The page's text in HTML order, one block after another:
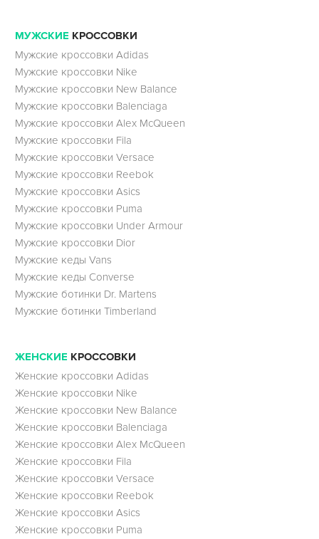
МУЖСКИЕ КРОССОВКИ
Мужские кроссовки Adidas
Мужские кроссовки Nike
Мужские кроссовки New Balance
Мужские кроссовки Balenciaga
Мужские кроссовки Alex McQueen
Мужские кроссовки Fila
Мужские кроссовки Versace
Мужские кроссовки Reebok
Мужские кроссовки Asics
Мужские кроссовки Puma
Мужские кроссовки Under Armour
Мужские кроссовки Dior
Мужские кеды Vans
Мужские кеды Converse
Мужские ботинки Dr. Martens
Мужские ботинки Timberland
ЖЕНСКИЕ КРОССОВКИ
Женские кроссовки Adidas
Женские кроссовки Nike
Женские кроссовки New Balance
Женские кроссовки Balenciaga
Женские кроссовки Alex McQueen
Женские кроссовки Fila
Женские кроссовки Versace
Женские кроссовки Reebok
Женские кроссовки Asics
Женские кроссовки Puma